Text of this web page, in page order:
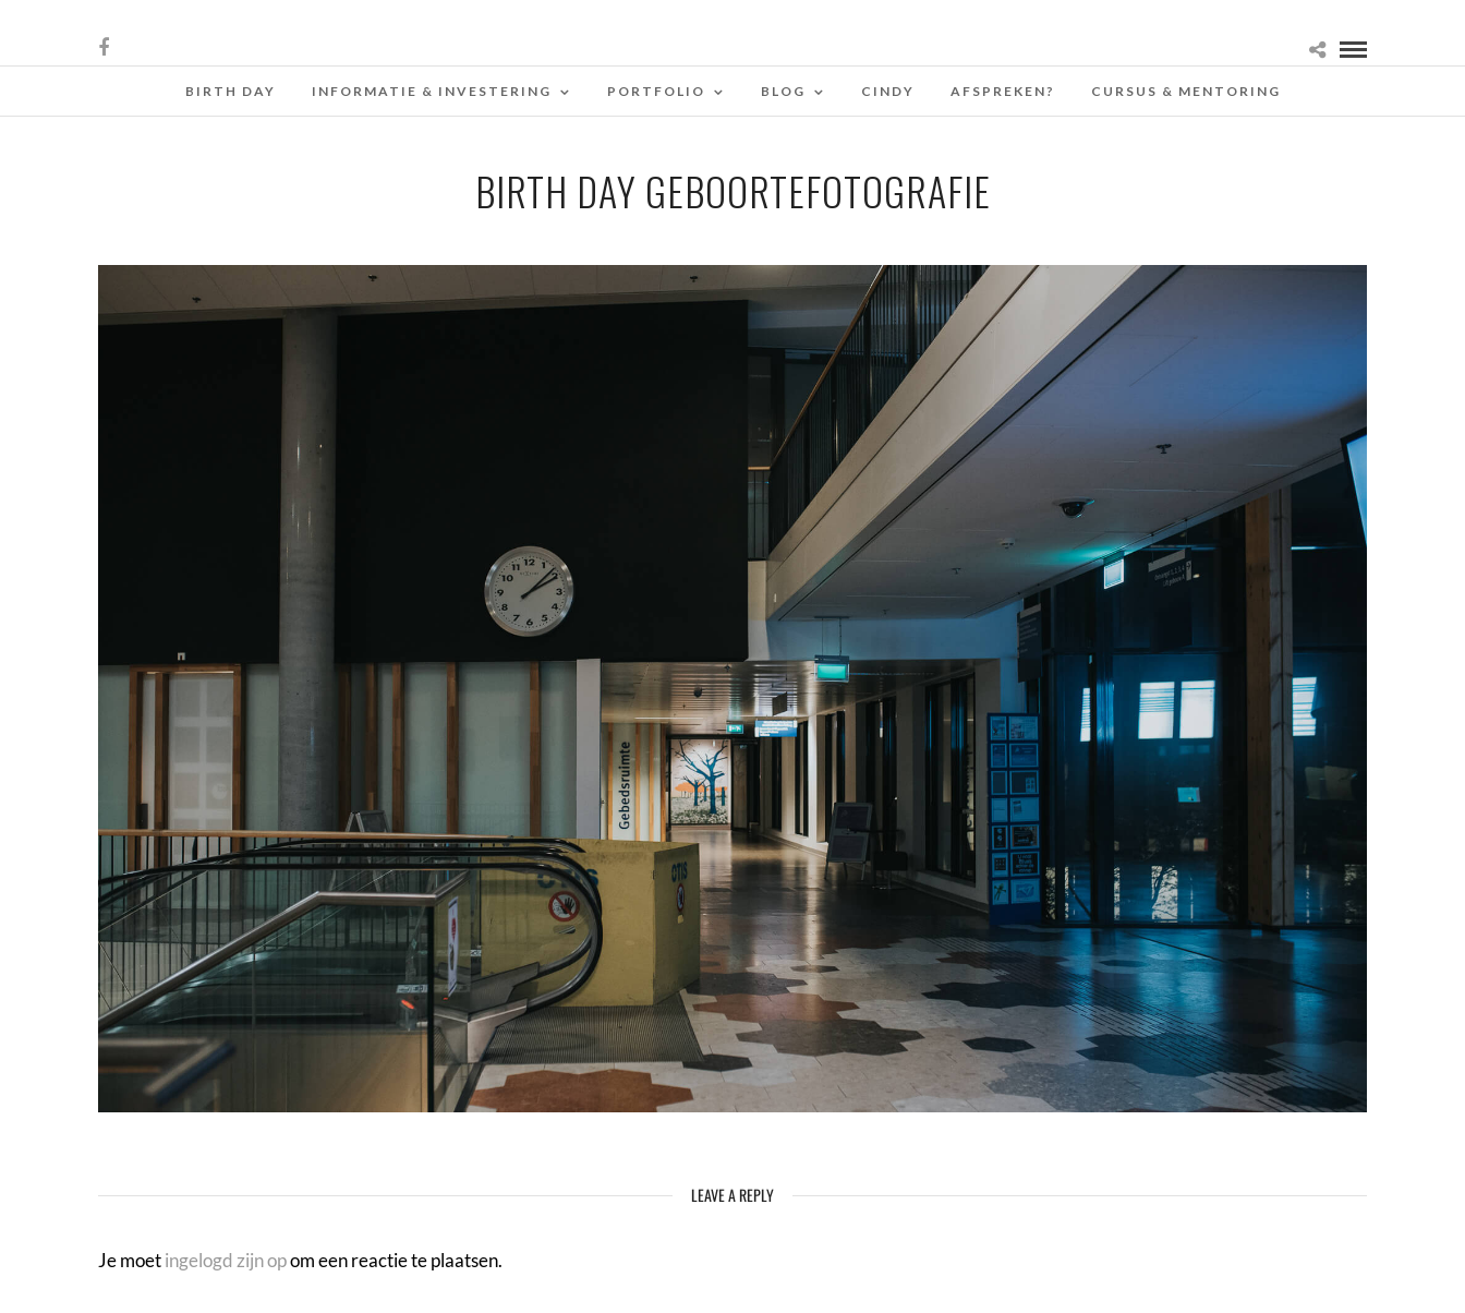
BIRTH DAY INFORMATIE & INVESTERING PORTFOLIO BLOG CINDY AFSPREKEN? CURSUS & MENTORING
BIRTH DAY GEBOORTEFOTOGRAFIE
LEAVE A REPLY
Je moetingelogd zijn opom een reactie te plaatsen.